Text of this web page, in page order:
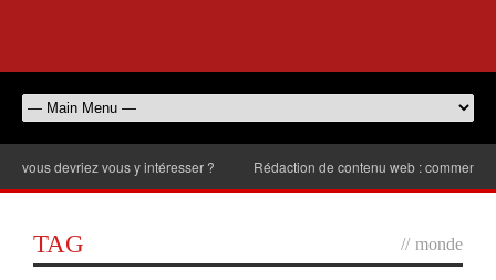
devriez vous y intéresser ? Rédaction de contenu web : comment
TAG // monde